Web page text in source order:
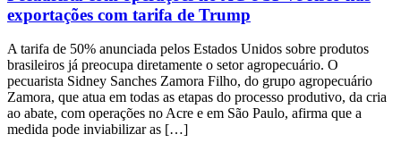
exportações com tarifa de Trump
A tarifa de 50% anunciada pelos Estados Unidos sobre produtos
brasileiros já preocupa diretamente o setor agropecuário. O
pecuarista Sidney Sanches Zamora Filho, do grupo agropecuário
Zamora, que atua em todas as etapas do processo produtivo, da cria
ao abate, com operações no Acre e em São Paulo, afirma que a
medida pode inviabilizar as […]